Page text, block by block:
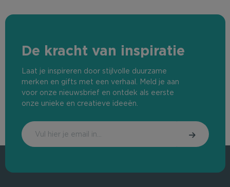
De kracht van inspiratie
Laat je inspireren door stijlvolle duurzame
merken en gifts met een verhaal. Meld je aan
voor onze nieuwsbrief en ontdek als eerste
onze unieke en creatieve ideeën.